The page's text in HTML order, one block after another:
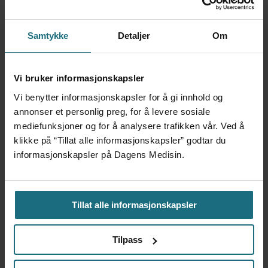
Samtykke Detaljer Om
Vi bruker informasjonskapsler
Vi benytter informasjonskapsler for å gi innhold og
annonser et personlig preg, for å levere sosiale
mediefunksjoner og for å analysere trafikken vår. Ved å
klikke på “Tillat alle informasjonskapsler” godtar du
informasjonskapsler på Dagens Medisin.
Tillat alle informasjonskapsler
Tilpass
vurdere logistikk og brukervennlighet.
– Vi skal teste ut tre løp: En gruppe personer
vil gjøre en selvtest hjemme som leveres inn,
en annen gruppe vil få utført testen på et
teststed, og i den tredje gruppen vil noen
kommer hjem til den som skal testes og ta
med seg spyttprøven, sier Andreassen.
10.000 personer skal inkluderes i den nye
piloten. Oslo kommune er fortsatt
samarbeidspartner, men det er også aktuelt å
få med flere kommuner oppgir Andreassen.